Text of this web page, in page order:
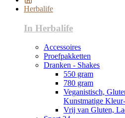
Herbalife
In Herbalife
Accessoires
Proefpakketten
Dranken - Shakes
550 gram
780 gram
Veganistisch,
Kunstmatige
Vrij van Gluten,